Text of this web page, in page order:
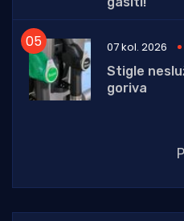
07 kol. 2026
Stigle
goriva